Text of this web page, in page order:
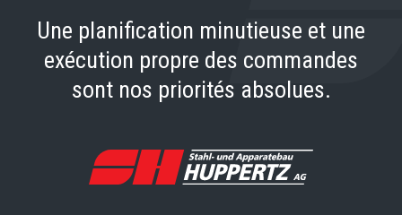
Une planification minutieuse et une
exécution propre des commandes
sont nos priorités absolues.